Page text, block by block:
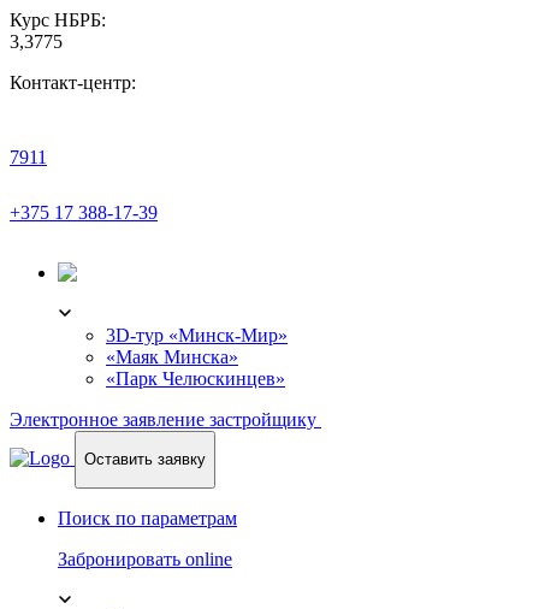
Курс НБРБ:
3,3775
Контакт-центр:
7911
+375 17 388-17-39
3D-тур «Минск-Мир»
«Маяк Минска»
«Парк Челюскинцев»
Электронное заявление застройщику
Оставить заявку
Поиск по параметрам
Забронировать online